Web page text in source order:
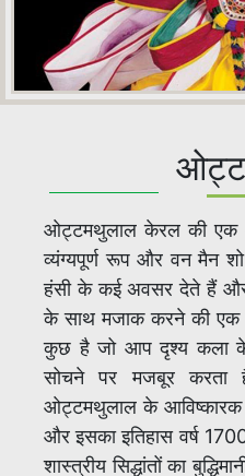
ओट्टमथुलाल केरल की एक
व्यंग्यपूर्ण रूप और वन मैन
हंसी के कई अवसर देते हैं और
के साथ मजाक करने की
कुछ है जो आप दृश्य कला
सोचने पर मजबूर करता
ओट्टमथुलाल के
और इसका इतिहास वर्ष
शास्त्रीय सिद्धांतों का